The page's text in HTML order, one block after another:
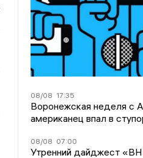
08/08 17:35
Воронежская неделя с
американец впал в
08/08 07:00
Утренний дайджест